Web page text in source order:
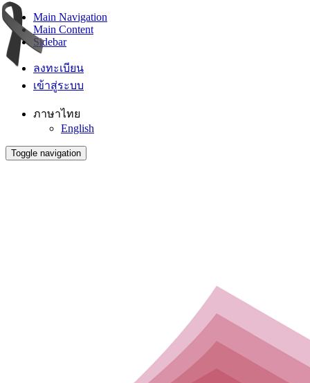
Main Navigation
Main Content
Sidebar
ลงทะเบียน
เข้าสู่ระบบ
ภาษาไทย
English
Toggle navigation